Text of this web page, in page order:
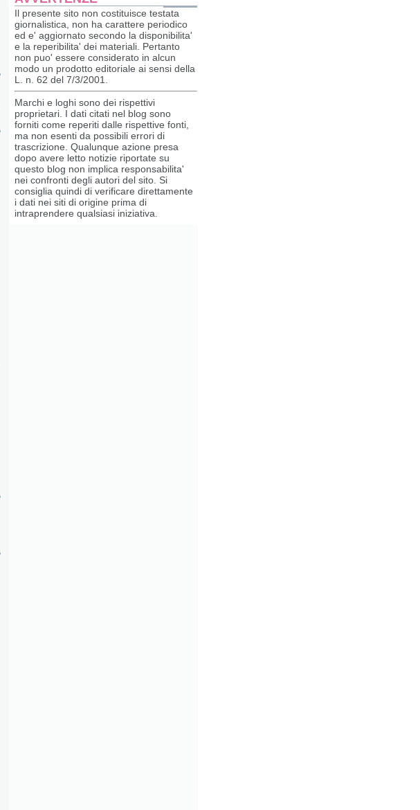
Il presente sito non costituisce testata
giornalistica, non ha carattere periodico
ed e' aggiornato secondo la disponibilita'
e la reperibilita' dei materiali. Pertanto
non puo' essere considerato in alcun
modo un prodotto editoriale ai sensi della
L. n. 62 del 7/3/2001.
Marchi e loghi sono dei rispettivi
proprietari. I dati citati nel blog sono
forniti come reperiti dalle rispettive fonti,
ma non esenti da possibili errori di
trascrizione. Qualunque azione presa
dopo avere letto notizie riportate su
questo blog non implica responsabilita'
nei confronti degli autori del sito. Si
consiglia quindi di verificare direttamente
i dati nei siti di origine prima di
intraprendere qualsiasi iniziativa.